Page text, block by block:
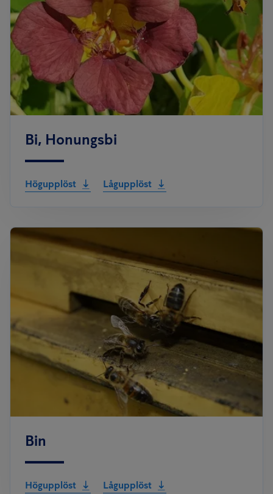
Bi, Honungsbi
Högupplöst Lågupplöst
Bin
Högupplöst Lågupplöst